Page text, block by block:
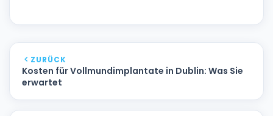
ZURÜCK
Kosten für Vollmundimplantate in Dublin: Was Sie
erwartet